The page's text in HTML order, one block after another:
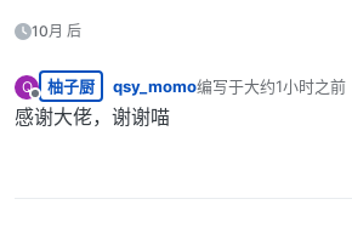
10月 后
Q
离线
柚子厨 qsy_momo编写于大约1小时之前
最后由 编辑
感谢大佬，谢谢喵